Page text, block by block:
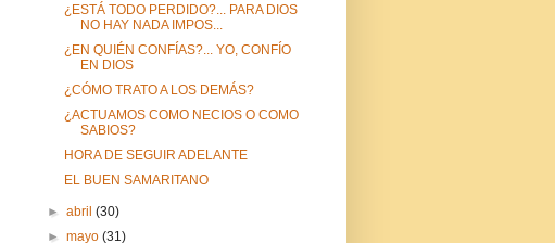
¿ESTÁ TODO PERDIDO?... PARA DIOS
NO HAY NADA IMPOS...
¿EN QUIÉN CONFÍAS?... YO, CONFÍO
EN DIOS
¿CÓMO TRATO A LOS DEMÁS?
¿ACTUAMOS COMO NECIOS O COMO
SABIOS?
HORA DE SEGUIR ADELANTE
EL BUEN SAMARITANO
►abril(30)
►mayo(31)